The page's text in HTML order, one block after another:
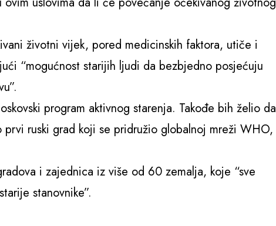
životni vijek, pored medicinskih faktora, utiče i
“mogućnost starijih ljudi da bezbjedno posjećuju
program aktivnog starenja. Takođe bih želio da
prvi ruski grad koji se pridružio globalnoj mreži WHO,
i zajednica iz više od 60 zemalja, koje “sve
stanovnike”.